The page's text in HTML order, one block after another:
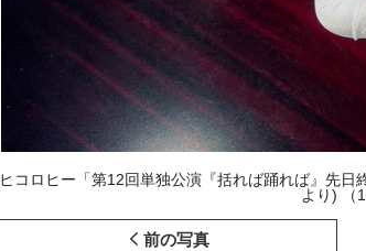
ヒコロヒー「第12回単独公演『括れば踊れば』先
より) （
前の写真